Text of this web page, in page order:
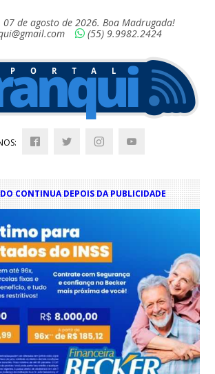
07 de agosto de 2026. Boa Madrugada!
(55) 9.9982.2424
CONTINUA DEPOIS DA PUBLICIDADE